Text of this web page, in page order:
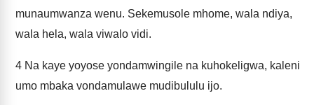
munaumwanza wenu. Sekemusole mhome, wala ndiya,
wala hela, wala viwalo vidi.
4 Na kaye yoyose yondamwingile na kuhokeligwa, kaleni
umo mbaka vondamulawe mudibululu ijo.